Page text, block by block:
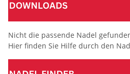
Nicht die passende Nadel
Hier finden Sie Hilfe durch den